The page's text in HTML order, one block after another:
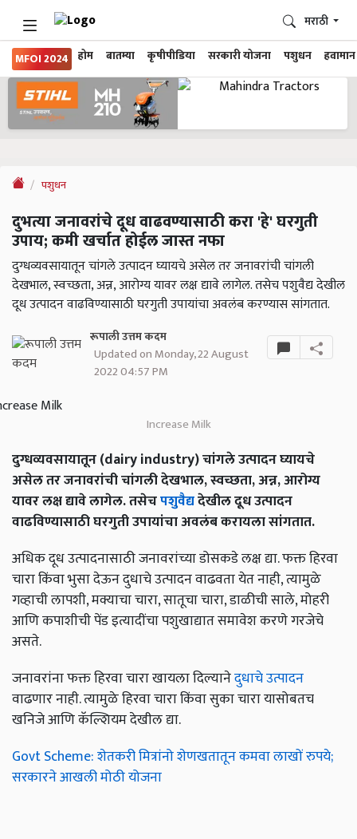
MFOI 2024 होम बातम्या कृषीपीडिया सरकारी योजना पशुधन हवामान
मराठी
पशुधन
दुभत्या जनावरांचे दूध वाढवण्यासाठी करा 'हे' घरगुती
उपाय; कमी खर्चात होईल जास्त नफा
दुग्धव्यवसायातून चांगले उत्पादन घ्यायचे असेल तर जनावरांची चांगली
देखभाल, स्वच्छता, अन्न, आरोग्य यावर लक्ष द्यावे लागेल. तसेच पशुवैद्य देखील
दूध उत्पादन वाढविण्यासाठी घरगुती उपायांचा अवलंब करण्यास सांगतात.
रूपाली उत्तम कदम
Updated on Monday, 22 August
2022 04:57 PM
Increase Milk
दुग्धव्यवसायातून (dairy industry) चांगले उत्पादन घ्यायचे
असेल तर जनावरांची चांगली देखभाल, स्वच्छता, अन्न, आरोग्य
यावर लक्ष द्यावे लागेल. तसेचपशुवैद्यदेखील दूध उत्पादन
वाढविण्यासाठी घरगुती उपायांचा अवलंब करायला सांगतात.
अधिक दूध उत्पादनासाठी जनावरांच्या डोसकडे लक्ष द्या. फक्त हिरवा
चारा किंवा भुसा देऊन दुधाचे उत्पादन वाढवता येत नाही, त्यामुळे
गव्हाची लापशी, मक्याचा चारा, सातूचा चारा, डाळीची साले, मोहरी
आणि कपाशीची पेंड इत्यादींचा पशुखाद्यात समावेश करणे गरजेचे
असते.
जनावरांना फक्त हिरवा चारा खायला दिल्यानेदुधाचे उत्पादन
वाढणार नाही. त्यामुळे हिरवा चारा किंवा सुका चारा यासोबतच
खनिजे आणि कॅल्शियम देखील द्या.
Govt Scheme: शेतकरी मित्रांनो शेणखतातून कमवा लाखों रुपये;
सरकारने आखली मोठी योजना